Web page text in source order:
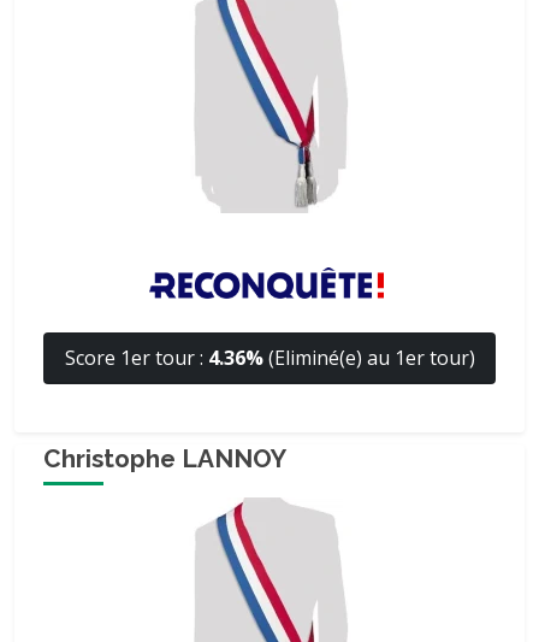
Score 1er tour : 4.36%(Eliminé(e) au 1er tour)
Christophe LANNOY